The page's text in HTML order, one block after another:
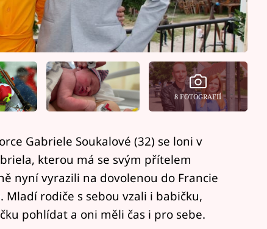
8 FOTOGRAFIÍ
Gabriele Soukalové (32) se loni v
kterou má se svým přítelem
nyní vyrazili na dovolenou do Francie
rodiče s sebou vzali i babičku,
pohlídat a oni měli čas i pro sebe.